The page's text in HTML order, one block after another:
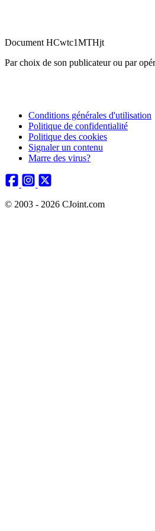
Document HCwtc1MTHjt
Par choix de son publicateur ou par
Conditions générales d'utilisation
Politique de confidentialité
Politique des cookies
Signaler un contenu
Marre des virus?
© 2003 - 2026 CJoint.com